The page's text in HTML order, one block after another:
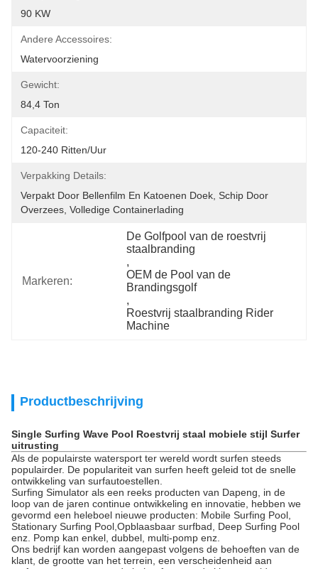
90 KW
Andere Accessoires:
Watervoorziening
Gewicht:
84,4 Ton
Capaciteit:
120-240 Ritten/Uur
Verpakking Details:
Verpakt Door Bellenfilm En Katoenen Doek, Schip Door
Overzees, Volledige Containerlading
Markeren:
De Golfpool van de roestvrij
staalbranding
,
OEM de Pool van de
Brandingsgolf
,
Roestvrij staalbranding Rider
Machine
Productbeschrijving
Single Surfing Wave Pool Roestvrij staal mobiele stijl Surfer
uitrusting
Als de populairste watersport ter wereld wordt surfen steeds
populairder. De populariteit van surfen heeft geleid tot de snelle
ontwikkeling van surfautoestellen.
Surfing Simulator als een reeks producten van Dapeng, in de
loop van de jaren continue ontwikkeling en innovatie, hebben we
gevormd een heleboel nieuwe producten: Mobile Surfing Pool,
Stationary Surfing Pool,Opblaasbaar surfbad, Deep Surfing Pool
enz. Pomp kan enkel, dubbel, multi-pomp enz.
Ons bedrijf kan worden aangepast volgens de behoeften van de
klant, de grootte van het terrein, een verscheidenheid aan